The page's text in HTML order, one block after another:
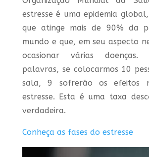
estresse é uma epidemia
que atinge mais de 90% da
mundo e que, em seu aspecto
ocasionar várias
palavras, se colocarmos 10
sala, 9 sofrerão os efeitos
estresse. Esta é uma taxa
verdadeira.
Conheça as fases do estresse